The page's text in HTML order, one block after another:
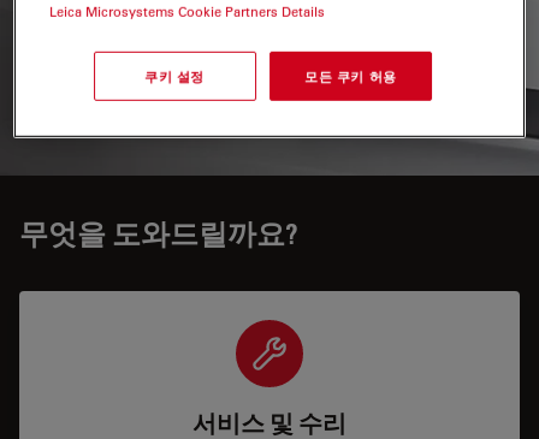
For research use only
무엇을 도와드릴까요?
서비스 및 수리
Leica Microsystems Cookie Partners Details
쿠키 설정 모든 쿠키 허용